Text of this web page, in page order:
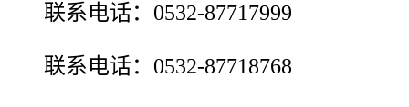
联系电话：0532-87717999
联系电话：0532-87718768